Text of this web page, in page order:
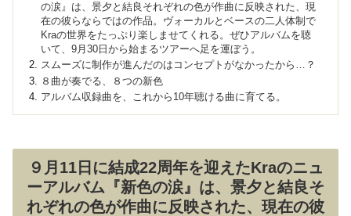
の涙』は、景夕と結良それぞれの色が作曲に反映された、現
在の彼らならではの作品。ヴォーカルとベースの二人体制で
Kraの世界をたっぷり楽しませてくれる。ぜひアルバムを聴
いて、9月30日から始まるツアーへ足を運ぼう。
スムーズに制作が進んだのはコンセプトがなかったから…？
８曲が奏でる、８つの新色
アルバム収録曲を、これから10年聴ける曲に育てる。
９月11日に結成22周年を迎えたKraのニュ
ーアルバム『新色の涙』は、景夕と結良そ
れぞれの色が作曲に反映された、現在の彼